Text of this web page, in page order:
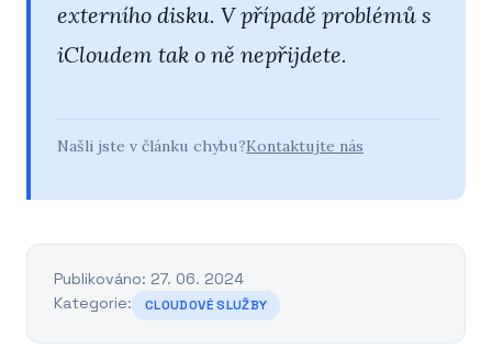
externího disku. V případě problémů s
iCloudem tak o ně nepřijdete.
Našli jste v článku chybu?Kontaktujte nás
Publikováno: 27. 06. 2024
Kategorie:
CLOUDOVÉ SLUŽBY